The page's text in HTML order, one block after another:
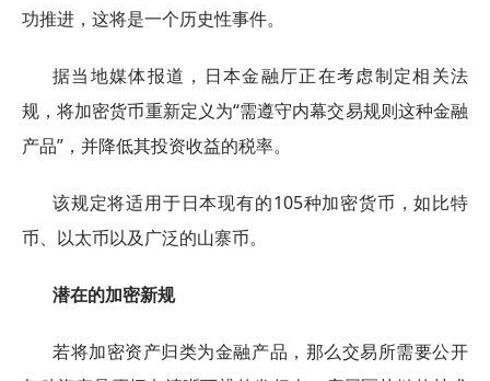
功推进，这将是一个历史性事件。
据当地媒体报道，日本金融厅正在考虑制定相关法
规，将加密货币重新定义为“需遵守内幕交易规则这种金融
产品”，并降低其投资收益的税率。
该规定将适用于日本现有的105种加密货币，如比特
币、以太币以及广泛的山寨币。
潜在的加密新规
若将加密资产归类为金融产品，那么交易所需要公开